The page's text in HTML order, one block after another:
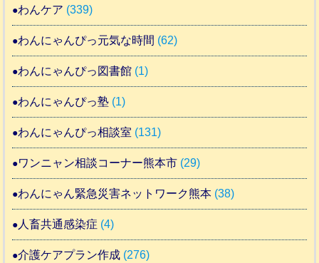
わんケア (339)
わんにゃんぴっ元気な時間 (62)
わんにゃんぴっ図書館 (1)
わんにゃんぴっ塾 (1)
わんにゃんぴっ相談室 (131)
ワンニャン相談コーナー熊本市 (29)
わんにゃん緊急災害ネットワーク熊本 (38)
人畜共通感染症 (4)
介護ケアプラン作成 (276)